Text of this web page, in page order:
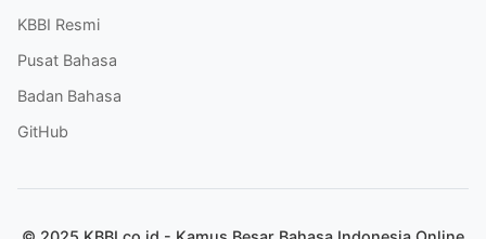
KBBI Resmi
Pusat Bahasa
Badan Bahasa
GitHub